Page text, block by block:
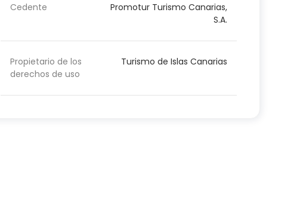
Cedente
Promotur Turismo Canarias,
S.A.
Propietario de los
derechos de uso
Turismo de Islas Canarias